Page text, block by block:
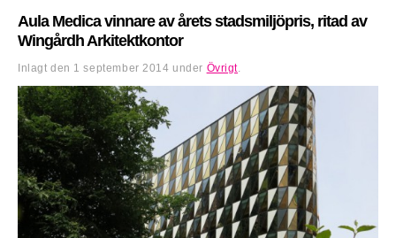
Aula Medica vinnare av årets stadsmiljöpris, ritad av
Wingårdh Arkitektkontor
Inlagt den 1 september 2014 under Övrigt